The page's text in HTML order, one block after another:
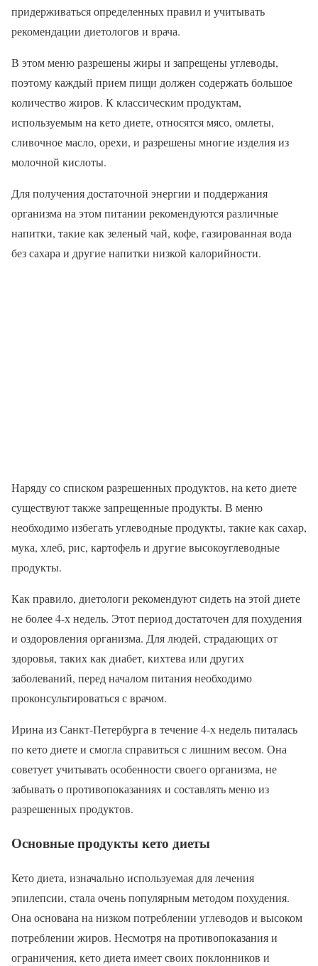
придерживаться определенных правил и учитывать
рекомендации диетологов и врача.
В этом меню разрешены жиры и запрещены углеводы,
поэтому каждый прием пищи должен содержать большое
количество жиров. К классическим продуктам,
используемым на кето диете, относятся мясо, омлеты,
сливочное масло, орехи, и разрешены многие изделия из
молочной кислоты.
Для получения достаточной энергии и поддержания
организма на этом питании рекомендуются различные
напитки, такие как зеленый чай, кофе, газированная вода
без сахара и другие напитки низкой калорийности.
Наряду со списком разрешенных продуктов, на кето диете
существуют также запрещенные продукты. В меню
необходимо избегать углеводные продукты, такие как сахар,
мука, хлеб, рис, картофель и другие высокоуглеводные
продукты.
Как правило, диетологи рекомендуют сидеть на этой диете
не более 4-х недель. Этот период достаточен для похудения
и оздоровления организма. Для людей, страдающих от
здоровья, таких как диабет, кихтева или других
заболеваний, перед началом питания необходимо
проконсультироваться с врачом.
Ирина из Санкт-Петербурга в течение 4-х недель питалась
по кето диете и смогла справиться с лишним весом. Она
советует учитывать особенности своего организма, не
забывать о противопоказаниях и составлять меню из
разрешенных продуктов.
Основные продукты кето диеты
Кето диета, изначально используемая для лечения
эпилепсии, стала очень популярным методом похудения.
Она основана на низком потреблении углеводов и высоком
потреблении жиров. Несмотря на противопоказания и
ограничения, кето диета имеет своих поклонников и